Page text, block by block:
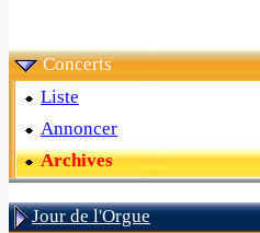
Concerts
Liste
Annoncer
Archives
Jour de l'Orgue